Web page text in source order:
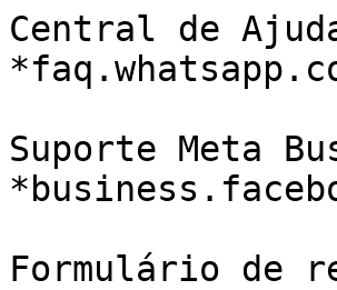
Central de
Suporte Meta
Formulário de